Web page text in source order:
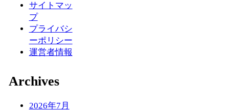
サイトマッ
プ
プライバシ
ーポリシー
運営者情報
Archives
2026年7月